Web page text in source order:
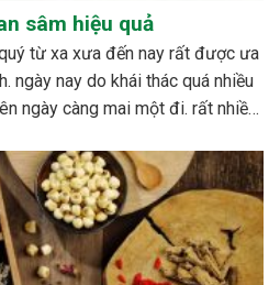
sâm hiệu quả
từ xa xưa đến nay rất được ưa
ngày nay do khái thác quá nhiều
ngày càng mai một đi. rất nhiều